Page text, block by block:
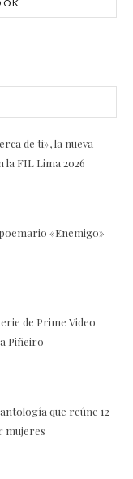
de ti», la nueva
la FIL Lima 2026
«Enemigo»
de Prime Video
Piñeiro
que reúne 12
mujeres